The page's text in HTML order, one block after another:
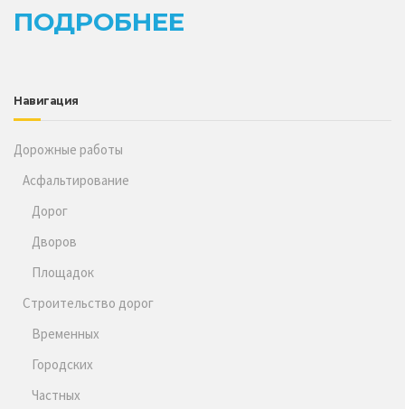
ПОДРОБНЕЕ
Навигация
Дорожные работы
Асфальтирование
Дорог
Дворов
Площадок
Строительство дорог
Временных
Городских
Частных